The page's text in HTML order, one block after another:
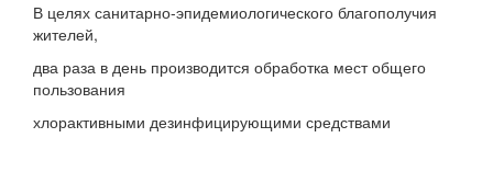
В целях санитарно-эпидемиологического благополучия
жителей,
два раза в день производится обработка мест общего
пользования
хлорактивными дезинфицирующими средствами